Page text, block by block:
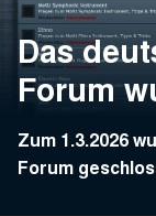
Das
Forum
Zum 1.3.2026
Forum